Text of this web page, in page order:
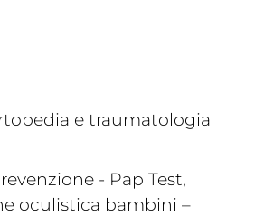
e traumatologia
- Pap Test,
oculistica bambini –